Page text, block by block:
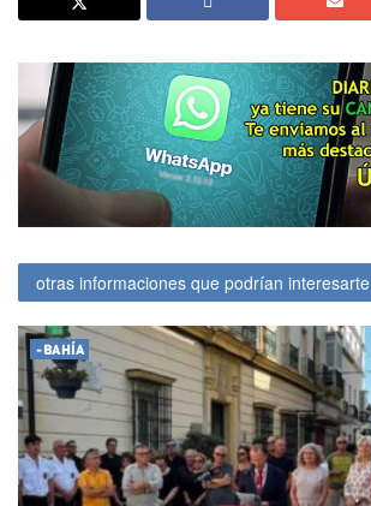
otras informaciones que podrían interesarte
-BAHÍA